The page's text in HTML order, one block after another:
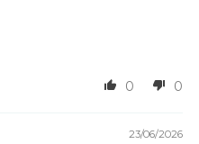
0 0
23/06/2026